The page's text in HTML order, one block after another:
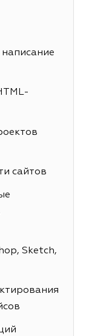
сайтов
Sketch,